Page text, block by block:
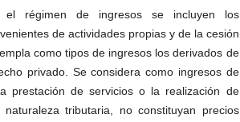
el régimen de ingresos se incluyen los
de actividades propias y de la cesión
como tipos de ingresos los derivados de
privado. Se considera como ingresos de
prestación de servicios o la realización de
tributaria, no constituyan precios